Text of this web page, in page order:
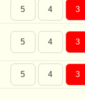
5 4 3
5 4 3
5 4 3